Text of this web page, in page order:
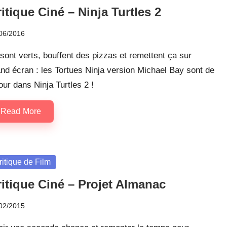
Ciné – Ninja Turtles 2
2016
verts, bouffent des pizzas et remettent ça sur
écran : les Tortues Ninja version Michael Bay sont de
dans Ninja Turtles 2 !
Read More
de Film
Ciné – Projet Almanac
2015